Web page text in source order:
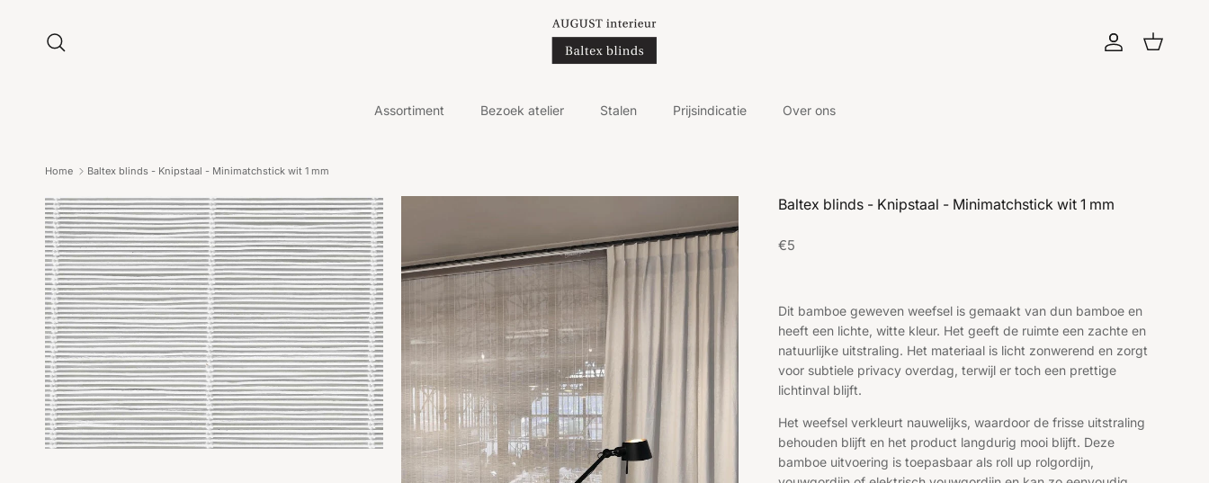
AccountWinkelwagen
Assortiment Bezoek atelier Stalen Prijsindicatie Over ons
Home Baltex blinds - Knipstaal - Minimatchstick wit 1 mm
Ga direct naar productinformatie Baltex blinds - Knipstaal - Minimatchstick wit 1 mm
Reguliere prijs
€5
Dit bamboe geweven weefsel is gemaakt van dun bamboe en
heeft een lichte, witte kleur. Het geeft de ruimte een zachte en
natuurlijke uitstraling. Het materiaal is licht zonwerend en zorgt
voor subtiele privacy overdag, terwijl er toch een prettige
lichtinval blijft.
Het weefsel verkleurt nauwelijks, waardoor de frisse uitstraling
behouden blijft en het product langdurig mooi blijft. Deze
bamboe uitvoering is toepasbaar als roll up rolgordijn,